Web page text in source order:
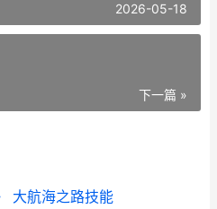
2026-05-18
下一篇 »
大航海之路技能